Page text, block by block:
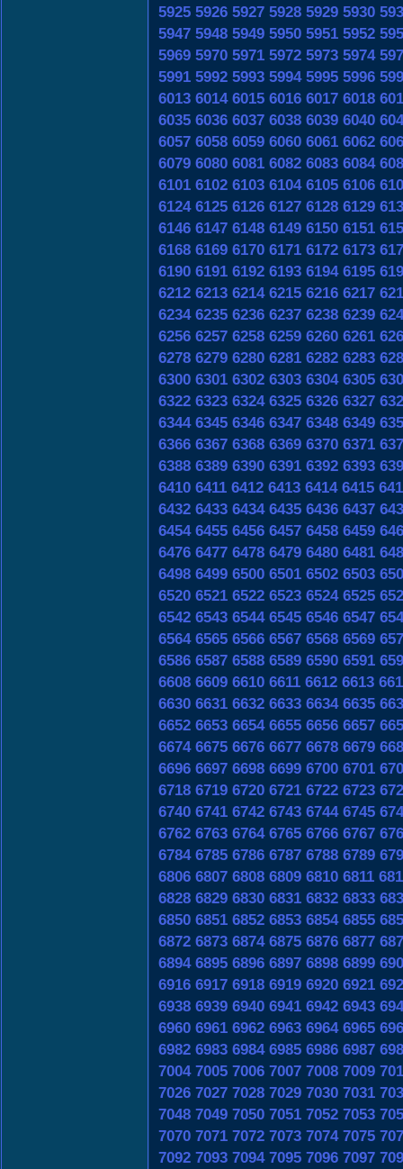
5925 5926 5927 5928 5929 5930
5947 5948 5949 5950 5951 5952
5969 5970 5971 5972 5973 5974
5991 5992 5993 5994 5995 5996
6013 6014 6015 6016 6017 6018
6035 6036 6037 6038 6039 6040
6057 6058 6059 6060 6061 6062
6079 6080 6081 6082 6083 6084
6101 6102 6103 6104 6105 6106
6124 6125 6126 6127 6128 6129
6146 6147 6148 6149 6150 6151
6168 6169 6170 6171 6172 6173
6190 6191 6192 6193 6194 6195
6212 6213 6214 6215 6216 6217
6234 6235 6236 6237 6238 6239
6256 6257 6258 6259 6260 6261
6278 6279 6280 6281 6282 6283
6300 6301 6302 6303 6304 6305
6322 6323 6324 6325 6326 6327
6344 6345 6346 6347 6348 6349
6366 6367 6368 6369 6370 6371
6388 6389 6390 6391 6392 6393
6410 6411 6412 6413 6414 6415
6432 6433 6434 6435 6436 6437
6454 6455 6456 6457 6458 6459
6476 6477 6478 6479 6480 6481
6498 6499 6500 6501 6502 6503
6520 6521 6522 6523 6524 6525
6542 6543 6544 6545 6546 6547
6564 6565 6566 6567 6568 6569
6586 6587 6588 6589 6590 6591
6608 6609 6610 6611 6612 6613
6630 6631 6632 6633 6634 6635
6652 6653 6654 6655 6656 6657
6674 6675 6676 6677 6678 6679
6696 6697 6698 6699 6700 6701
6718 6719 6720 6721 6722 6723
6740 6741 6742 6743 6744 6745
6762 6763 6764 6765 6766 6767
6784 6785 6786 6787 6788 6789
6806 6807 6808 6809 6810 6811
6828 6829 6830 6831 6832 6833
6850 6851 6852 6853 6854 6855
6872 6873 6874 6875 6876 6877
6894 6895 6896 6897 6898 6899
6916 6917 6918 6919 6920 6921
6938 6939 6940 6941 6942 6943
6960 6961 6962 6963 6964 6965
6982 6983 6984 6985 6986 6987
7004 7005 7006 7007 7008 7009
7026 7027 7028 7029 7030 7031
7048 7049 7050 7051 7052 7053
7070 7071 7072 7073 7074 7075
7092 7093 7094 7095 7096 7097